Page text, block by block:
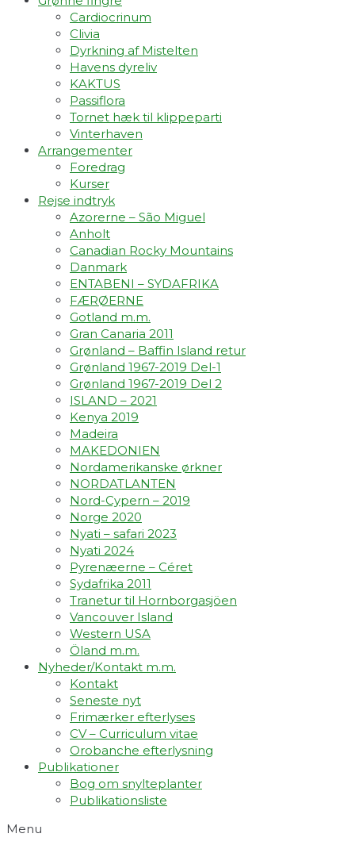
Cardiocrinum
Clivia
Dyrkning af Mistelten
Havens dyreliv
KAKTUS
Passiflora
Tornet hæk til klippeparti
Vinterhaven
Arrangementer
Foredrag
Kurser
Rejse indtryk
Azorerne – São Miguel
Anholt
Canadian Rocky Mountains
Danmark
ENTABENI – SYDAFRIKA
FÆRØERNE
Gotland m.m.
Gran Canaria 2011
Grønland – Baffin Island retur
Grønland 1967-2019 Del-1
Grønland 1967-2019 Del 2
ISLAND – 2021
Kenya 2019
Madeira
MAKEDONIEN
Nordamerikanske ørkner
NORDATLANTEN
Nord-Cypern – 2019
Norge 2020
Nyati – safari 2023
Nyati 2024
Pyrenæerne – Céret
Sydafrika 2011
Tranetur til Hornborgasjöen
Vancouver Island
Western USA
Öland m.m.
Nyheder/Kontakt m.m.
Kontakt
Seneste nyt
Frimærker efterlyses
CV – Curriculum vitae
Orobanche efterlysning
Publikationer
Bog om snylteplanter
Publikationsliste
Menu